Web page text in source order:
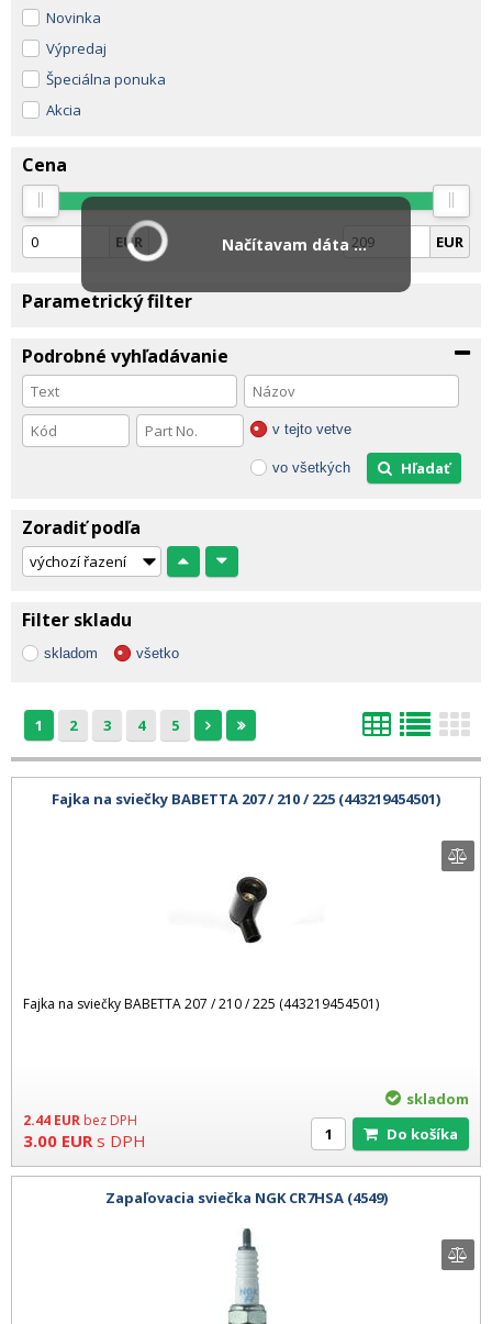
Novinka
Výpredaj
Špeciálna ponuka
Akcia
Cena
EUR EUR
Parametrický filter
Podrobné vyhľadávanie
v tejto vetve
vo všetkých Hľadať
Zoradiť podľa
Filter skladu
skladom všetko
1 2 3 4 5
Fajka na sviečky BABETTA 207 / 210 / 225 (443219454501)
Fajka na sviečky BABETTA 207 / 210 / 225 (443219454501)
2.44 EUR bez DPH
3.00 EUR s DPH
skladom
Do košíka
Zapaľovacia sviečka NGK CR7HSA (4549)
Načítavam dáta ...